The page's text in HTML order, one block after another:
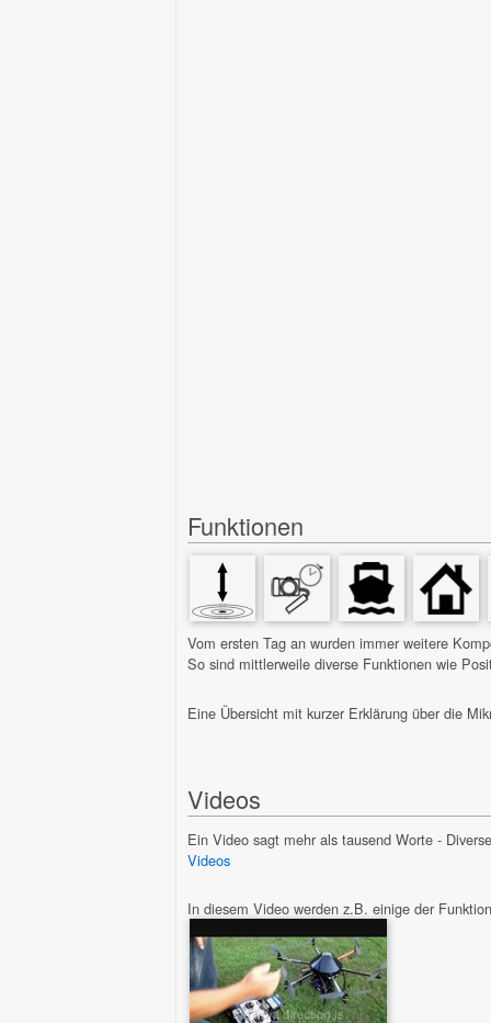
Funktionen
Vom ersten Tag an wurden immer weitere
So sind mittlerweile diverse Funktionen wie
Eine Übersicht mit kurzer Erklärung über die
Videos
Ein Video sagt mehr als tausend Worte -
Videos
In diesem Video werden z.B. einige der